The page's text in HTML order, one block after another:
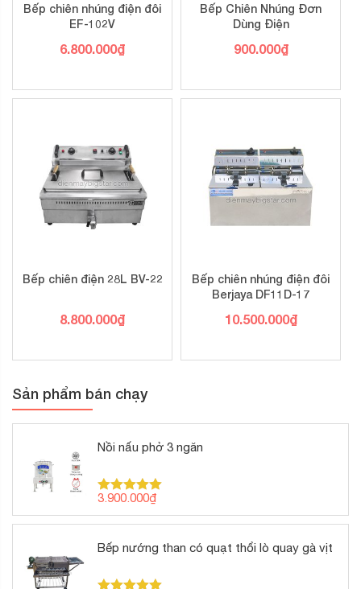
Bếp chiên nhúng điện đôi
EF-102V
6.800.000₫
Bếp Chiên Nhúng Đơn
Dùng Điện
900.000₫
Bếp chiên điện 28L BV-22
8.800.000₫
Bếp chiên nhúng điện đôi
Berjaya DF11D-17
10.500.000₫
Sản phẩm bán chạy
Nồi nấu phở 3 ngăn
Được xếp
hạng5.00
5 sao
3.900.000₫
Bếp nướng than có quạt thổi lò quay gà vịt